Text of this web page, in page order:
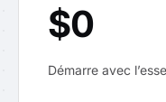
$0
Démarre avec